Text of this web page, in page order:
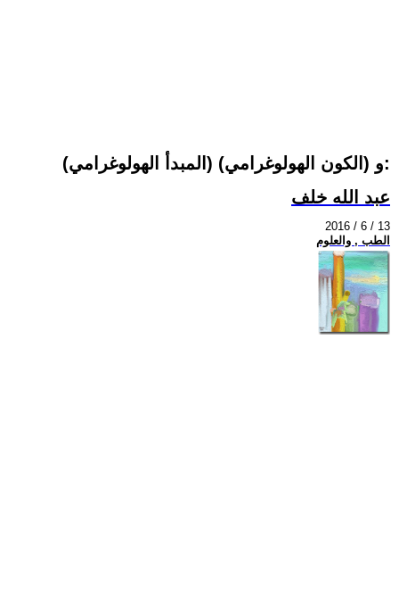
(المبدأ الهولوغرامي) و (الكون الهولوغرامي):
عبد الله خلف
2016 / 6 / 13
الطب , والعلوم